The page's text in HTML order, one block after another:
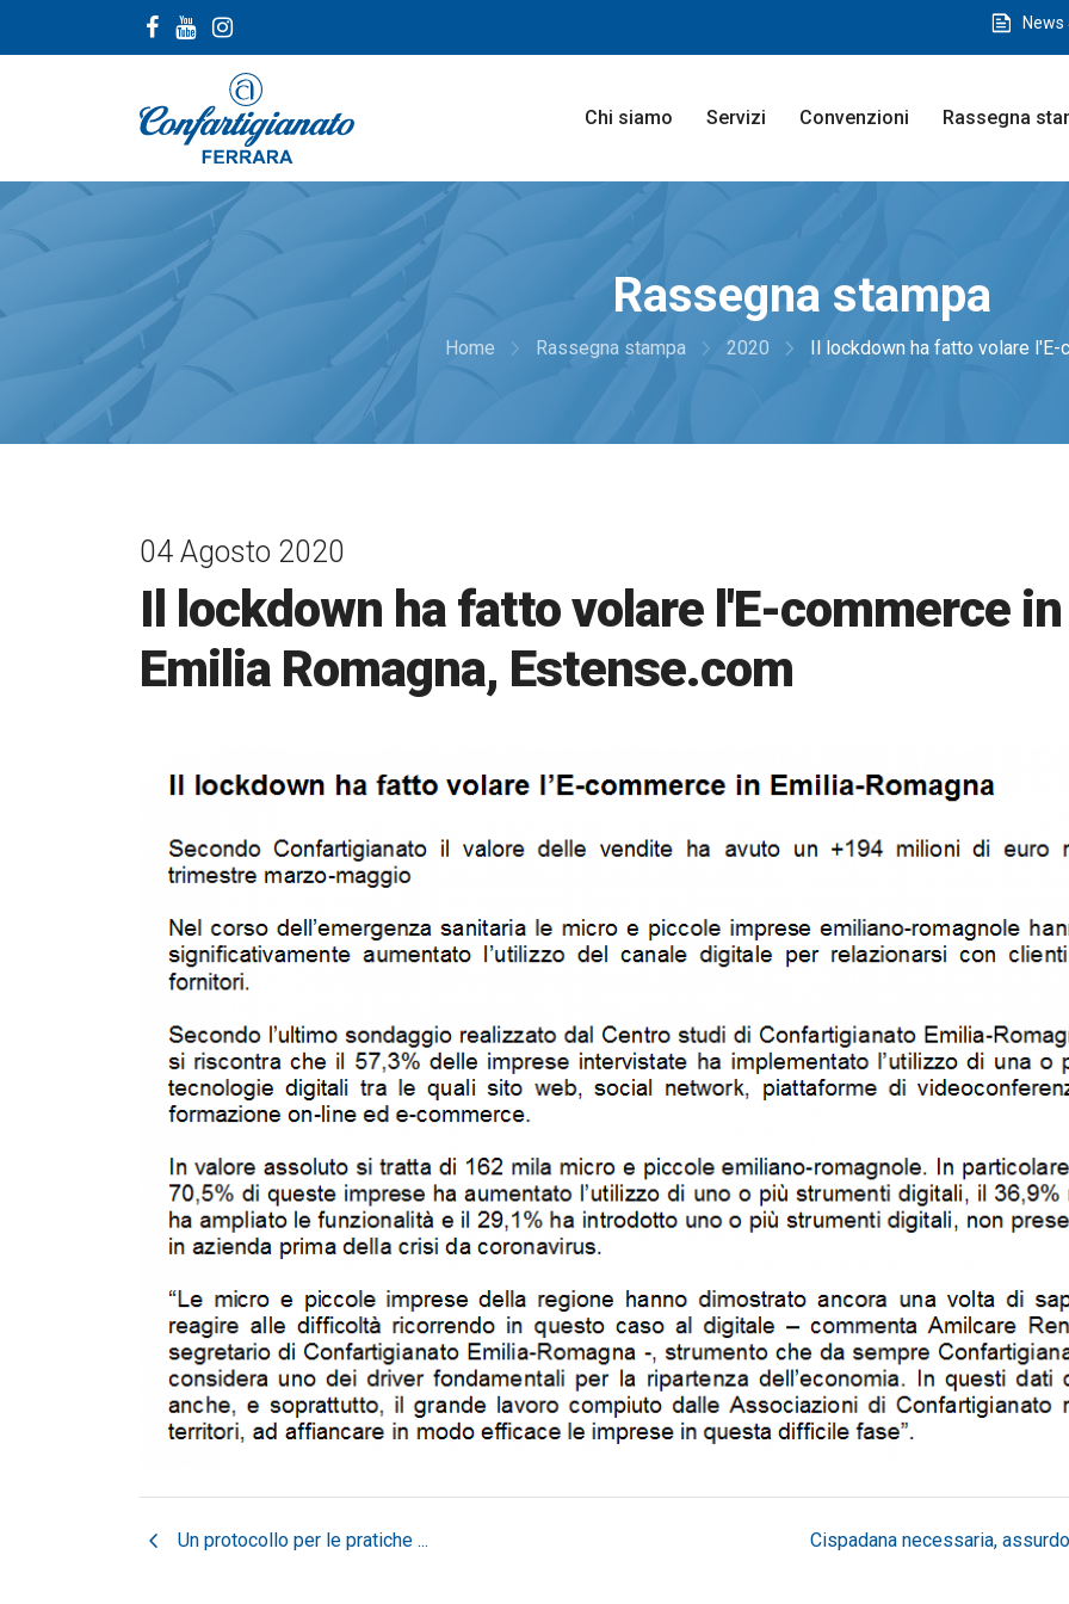
feed
Chi siamo Servizi Convenzioni Rassegna
Rassegna stampa
Home navigate_next Rassegna stampa navigate_next 2020 navigate_next Il lockdown ha fatto volare l'E-
04 Agosto 2020
Il lockdown ha fatto volare l'E-commerce in
Emilia Romagna, Estense.com
chevron_left Un protocollo per le pratiche ... Cispadana necessaria, assurdo